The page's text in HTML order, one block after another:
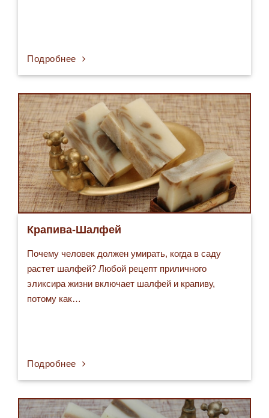
Подробнее
Крапива-Шалфей
Почему человек должен умирать, когда в саду
растет шалфей? Любой рецепт приличного
эликсира жизни включает шалфей и крапиву,
потому как…
Подробнее